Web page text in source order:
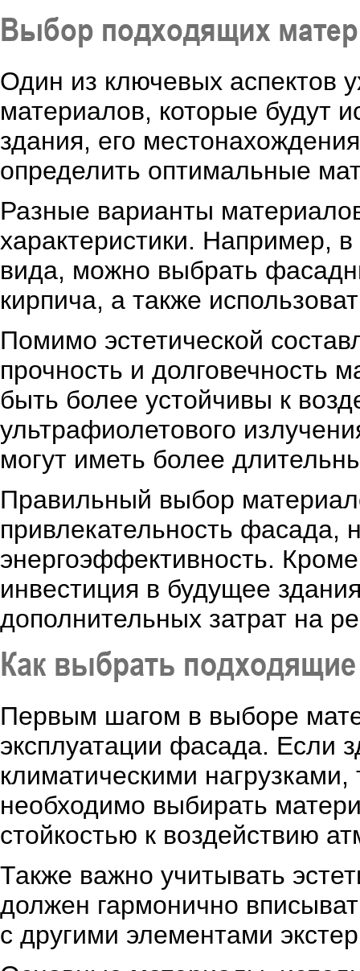
Выбор подходящих
Один из ключевых аспектов
материалов, которые будут
здания, его
определить оптимальные
Разные варианты
характеристики. Например,
вида, можно выбрать
кирпича, а также
Помимо эстетической
прочность и долговечность
быть более устойчивы к
ультрафиолетового
могут иметь более
Правильный выбор
привлекательность фасада,
энергоэффективность.
инвестиция в будущее
дополнительных затрат на
Как выбрать
Первым шагом в выборе
эксплуатации фасада. Если
климатическими
необходимо выбирать
стойкостью к воздействию
Также важно учитывать
должен гармонично
с другими элементами